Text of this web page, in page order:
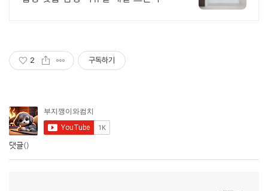
2 구독하기
댓글()